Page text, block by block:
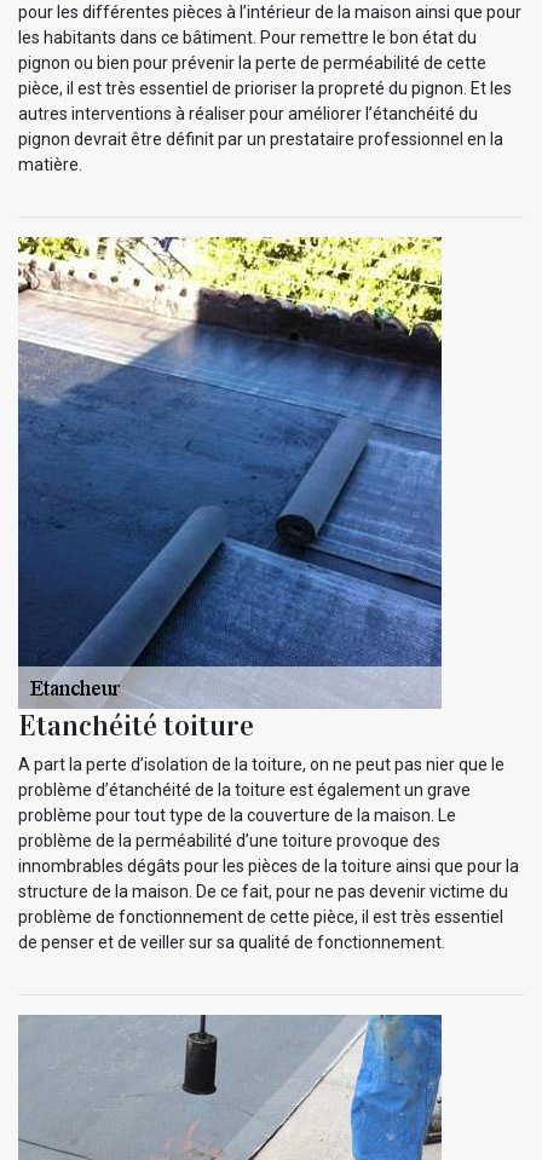
pour les différentes pièces à l’intérieur de la maison ainsi que pour
les habitants dans ce bâtiment. Pour remettre le bon état du
pignon ou bien pour prévenir la perte de perméabilité de cette
pièce, il est très essentiel de prioriser la propreté du pignon. Et les
autres interventions à réaliser pour améliorer l’étanchéité du
pignon devrait être définit par un prestataire professionnel en la
matière.
Etanchéité toiture
A part la perte d’isolation de la toiture, on ne peut pas nier que le
problème d’étanchéité de la toiture est également un grave
problème pour tout type de la couverture de la maison. Le
problème de la perméabilité d’une toiture provoque des
innombrables dégâts pour les pièces de la toiture ainsi que pour la
structure de la maison. De ce fait, pour ne pas devenir victime du
problème de fonctionnement de cette pièce, il est très essentiel
de penser et de veiller sur sa qualité de fonctionnement.